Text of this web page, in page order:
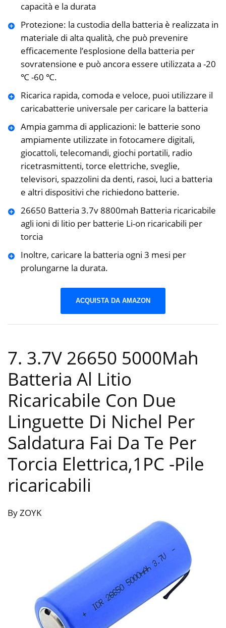
capacità e la durata
Protezione: la custodia della batteria è realizzata in
materiale di alta qualità, che può prevenire
efficacemente l’esplosione della batteria per
sovratensione e può ancora essere utilizzata a -20
℃ -60 ℃.
Ricarica rapida, comoda e veloce, puoi utilizzare il
caricabatterie universale per caricare la batteria
Ampia gamma di applicazioni: le batterie sono
ampiamente utilizzate in fotocamere digitali,
giocattoli, telecomandi, giochi portatili, radio
ricetrasmittenti, torce elettriche, sveglie,
televisori, spazzolini da denti, rasoi, luci a batteria
e altri dispositivi che richiedono batterie.
26650 Batteria 3.7v 8800mah Batteria ricaricabile
agli ioni di litio per batterie Li-on ricaricabili per
torcia
Inoltre, caricare la batteria ogni 3 mesi per
prolungarne la durata.
ACQUISTA DA AMAZON
7. 3.7V 26650 5000Mah
Batteria Al Litio
Ricaricabile Con Due
Linguette Di Nichel Per
Saldatura Fai Da Te Per
Torcia Elettrica,1PC -Pile
ricaricabili
By ZOYK